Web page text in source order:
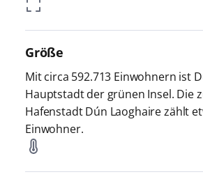
Größe
Mit circa 592.713 Einwohnern ist
Hauptstadt der grünen Insel. Die
Hafenstadt Dún Laoghaire zählt
Einwohner.